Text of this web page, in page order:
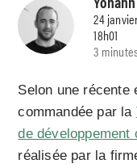
24
18h01
3
Selon une récente
commandée par la
de développement
réalisée par la